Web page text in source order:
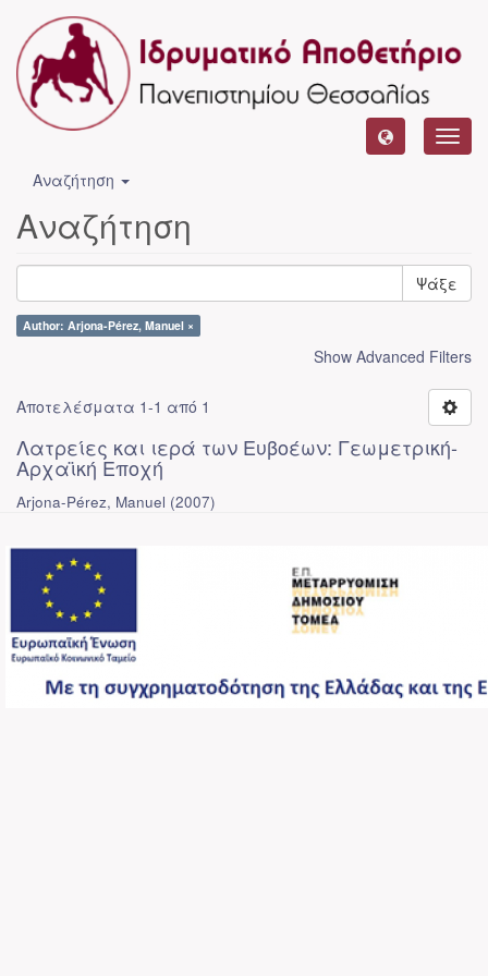
Αναζήτηση
Αναζήτηση
Ψάξε
Author: Arjona-Pérez, Manuel ×
Show Advanced Filters
Αποτελέσματα 1-1 από 1
Λατρείες και ιερά των Ευβοέων: Γεωμετρική-
Αρχαϊκή Εποχή
Arjona-Pérez, Manuel (2007)